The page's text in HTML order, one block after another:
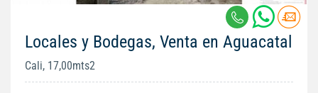
Locales y Bodegas, Venta en Aguacatal
Cali, 17,00mts2